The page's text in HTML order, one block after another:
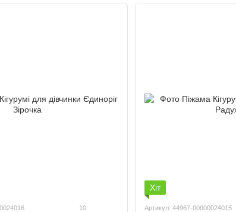
10
Хіт
Артикул: 44967-00000024015